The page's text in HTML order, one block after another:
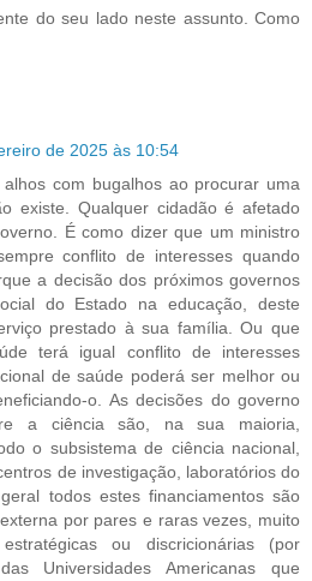
do seu lado neste assunto. Como
de 2025 às 10:54
com bugalhos ao procurar uma
existe. Qualquer cidadão é afetado
É como dizer que um ministro
conflito de interesses quando
a decisão dos próximos governos
do Estado na educação, deste
prestado à sua família. Ou que
terá igual conflito de interesses
de saúde poderá ser melhor ou
o. As decisões do governo
a ciência são, na sua maioria,
o subsistema de ciência nacional,
de investigação, laboratórios do
todos estes financiamentos são
por pares e raras vezes, muito
ou discricionárias (por
Universidades Americanas que